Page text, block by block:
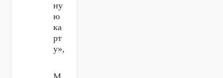
ну
ю
ка
рт
у»,